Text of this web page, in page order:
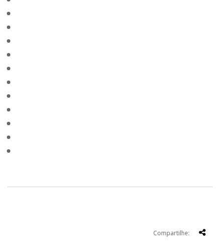
Compartilhe: